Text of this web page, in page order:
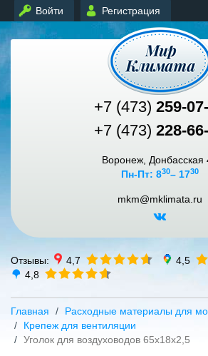
Войти Регистрация
+7 (473) 259-
+7 (473) 228-
Воронеж, Донбасская
Пн-Пт: 830– 1730
mkm@mklimata.ru
Отзывы: 4,7
4,5
4,8
Главная
Расходные материалы для
Крепеж для вентиляции
Уголок для воздуховодов 65х18х2,5